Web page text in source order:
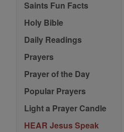
Saints Fun Facts
Holy Bible
Daily Readings
Prayers
Prayer of the Day
Popular Prayers
Light a Prayer Candle
HEAR Jesus Speak